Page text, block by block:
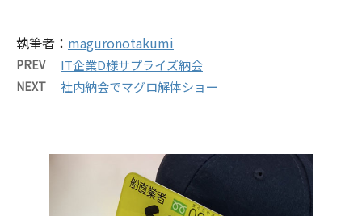
執筆者： maguronotakumi
PREV IT企業D様サプライズ納会
NEXT 社内納会でマグロ解体ショー